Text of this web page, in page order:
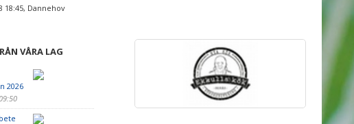
18:45, Dannehov
VÅRA LAG
2026